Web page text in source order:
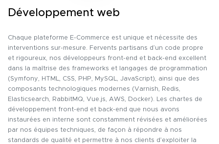
Développement web
Chaque plateforme E-Commerce est unique et nécessite des
interventions sur-mesure. Fervents partisans d’un code propre
et rigoureux, nos développeurs front-end et back-end excellent
dans la maîtrise des frameworks et langages de programmation
(Symfony, HTML, CSS, PHP, MySQL, JavaScript), ainsi que des
composants technologiques modernes (Varnish, Redis,
Elasticsearch, RabbitMQ, Vue.js, AWS, Docker). Les chartes de
développement front-end et back-end que nous avons
instaurées en interne sont constamment révisées et améliorées
par nos équipes techniques, de façon à répondre à nos
standards de qualité et permettre à nos clients d’exploiter la